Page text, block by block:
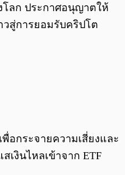
โลก ประกาศอนุญาตให้
สู่การยอมรับคริปโต
อกระจายความเสี่ยงและ
งินไหลเข้าจาก ETF